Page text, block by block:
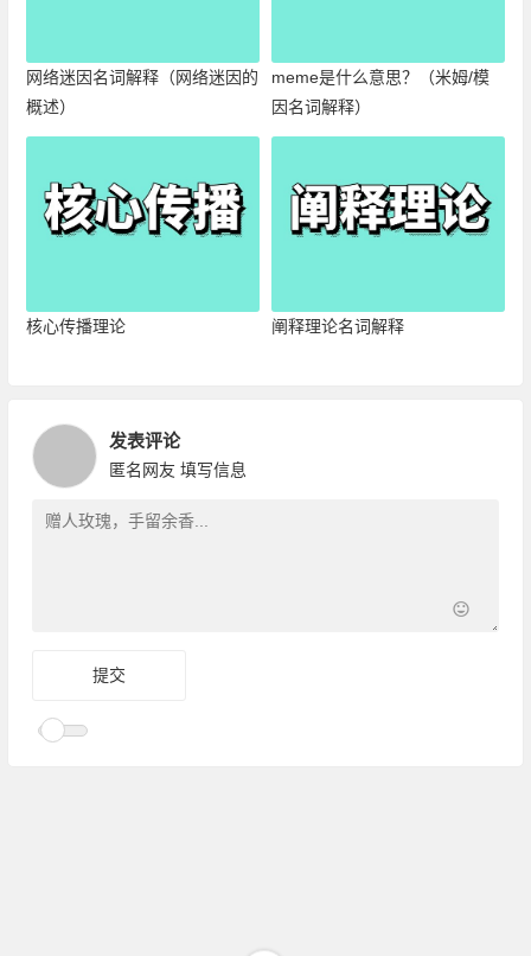
网络迷因名词解释（网络迷因的
概述）
meme是什么意思？（米姆/模
因名词解释）
核心传播理论 阐释理论名词解释
发表评论
匿名网友 填写信息